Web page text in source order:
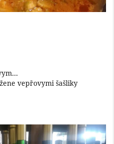
vepřovymi šašliky